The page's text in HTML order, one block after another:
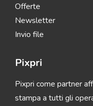
Offerte
Newsletter
Invio file
Pixpri
Pixpri come partner
stampa a tutti gli